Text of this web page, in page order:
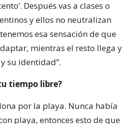
Después vas a clases o
y ellos no neutralizan
esa sensación de que
mientras el resto llega y
su identidad”.
tiempo libre?
por la playa. Nunca había
playa, entonces esto de que